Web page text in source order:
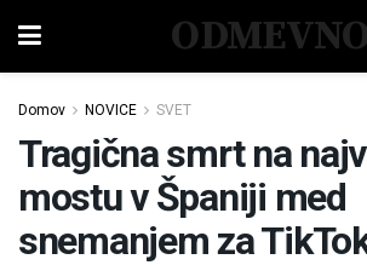
ODMEVNO
Domov NOVICE SVET
Tragična smrt na
mostu v Španiji med
snemanjem za